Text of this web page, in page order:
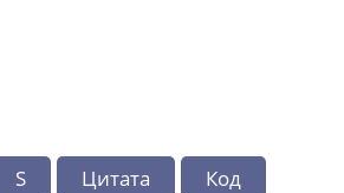
S Цитата Код